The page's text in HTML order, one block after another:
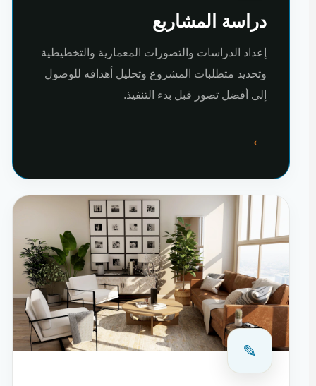
دراسة المشاريع
إعداد الدراسات والتصورات المعمارية والتخطيطية
وتحديد متطلبات المشروع وتحليل أهدافه للوصول
إلى أفضل تصور قبل بدء التنفيذ.
←
✎